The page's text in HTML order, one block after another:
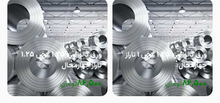
ورق گالوانیزه 1.25 عرض 1 تاراز
چهارمحال
86,500تومان
ورق گالوانیزه 1.25 عرض 1.25
تاراز چهارمحال
86,500تومان